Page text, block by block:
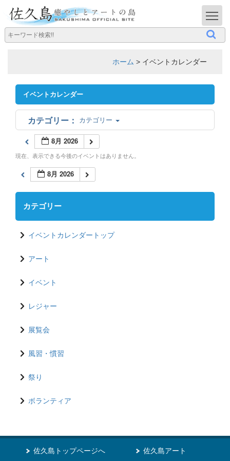
ホーム > イベントカレンダー
イベントカレンダー
カテゴリー
8月 2026
現在、表示できる今後のイベントはありません。
8月 2026
カテゴリー
イベントカレンダートップ
アート
イベント
レジャー
展覧会
風習・慣習
祭り
ボランティア
佐久島トップページへ 佐久島アート